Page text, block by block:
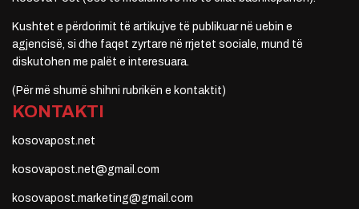
Kushtet e përdorimit të artikujve të publikuar në uebin e
agjencisë, si dhe faqet zyrtare në rrjetet sociale, mund të
diskutohen me palët e interesuara.
(Për më shumë shihni rubrikën e kontaktit)
KONTAKTI
kosovapost.net
kosovapost.net@gmail.com
kosovapost.marketing@gmail.com